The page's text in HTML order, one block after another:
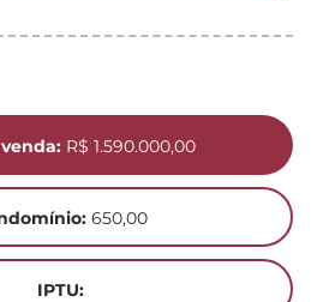
R$ 1.590.000,00
650,00
IPTU: